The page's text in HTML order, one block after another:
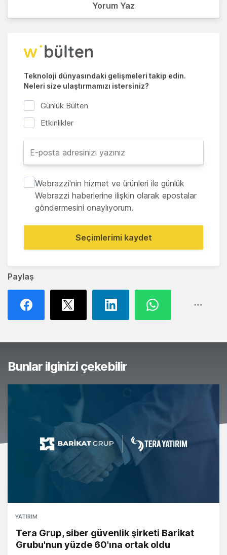
Paylaş
Yorum Yaz
Teknoloji dünyasındaki gelişmeleri takip edin.
Neleri size ulaştırmamızı istersiniz?
Günlük Bülten
Etkinlikler
Webrazzi'nin hizmet ve ürünleri ile günlük
Webrazzi haberlerine ilişkin olarak epostalar
göndermesini onaylıyorum.
Seçimlerimi kaydet
Bunlar ilginizi çekebilir
YATIRIM
Tera Grup, siber güvenlik şirketi Barikat
Grubu'nun yüzde 60'ına ortak oldu